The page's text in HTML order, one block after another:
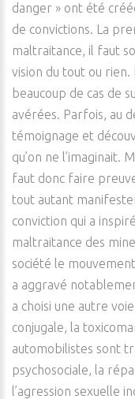
danger » ont été
de convictions. La
maltraitance, il faut
vision du tout ou
beaucoup de cas de
avérées. Parfois, au
témoignage et
qu’on ne l’imaginait.
faut donc faire
tout autant
conviction qui a
maltraitance des
société le
a aggravé
a choisi une autre
conjugale, la
automobilistes sont
psychosociale, la
l’agression sexuelle